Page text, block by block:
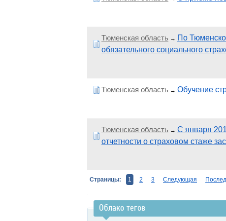
Тюменская область → По
обязательного социального
Тюменская область → Обучение
Тюменская область → С января
отчетности о страховом стаже
Страницы: 1 2 3 Следующая
Облако тегов